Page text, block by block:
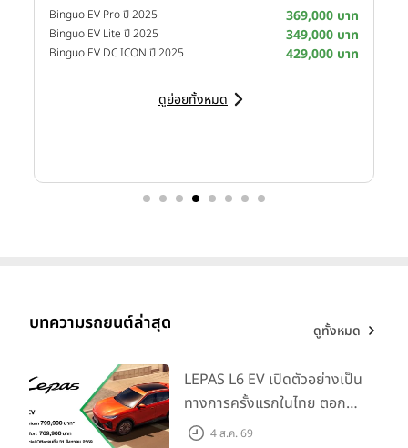
Binguo EV Pro ปี 2025 369,000 บาท
Binguo EV Lite ปี 2025 349,000 บาท
Binguo EV DC ICON ปี 2025 429,000 บาท
ดูย่อยทั้งหมด
บทความรถยนต์ล่าสุด ดูทั้งหมด
LEPAS L6 EV เปิดตัวอย่างเป็น
ทางการครั้งแรกในไทย ตอกย้ำ
วิสัยทัศน์ “Drive Your
4 ส.ค. 69